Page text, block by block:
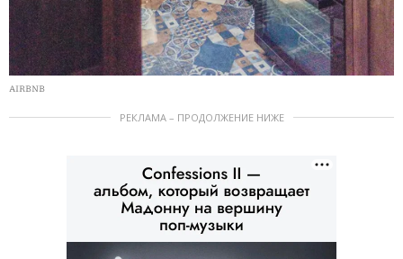
AIRBNB
РЕКЛАМА – ПРОДОЛЖЕНИЕ НИЖЕ